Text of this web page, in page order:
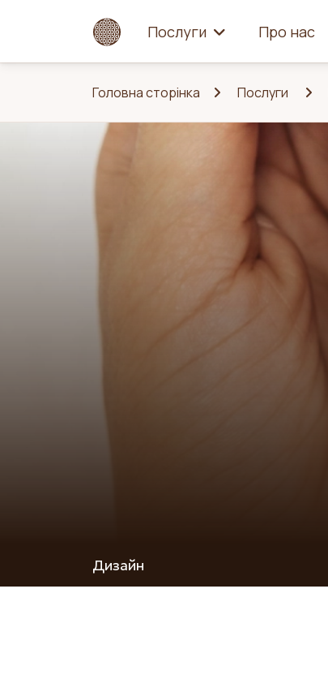
Послуги Про нас
Головна сторінка Послуги
Дизайн